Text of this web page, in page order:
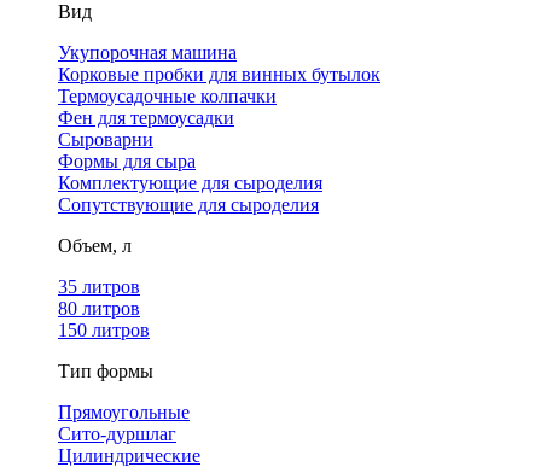
Вид
Укупорочная машина
Корковые пробки для винных бутылок
Термоусадочные колпачки
Фен для термоусадки
Сыроварни
Формы для сыра
Комплектующие для сыроделия
Сопутствующие для сыроделия
Объем, л
35 литров
80 литров
150 литров
Тип формы
Прямоугольные
Сито-дуршлаг
Цилиндрические